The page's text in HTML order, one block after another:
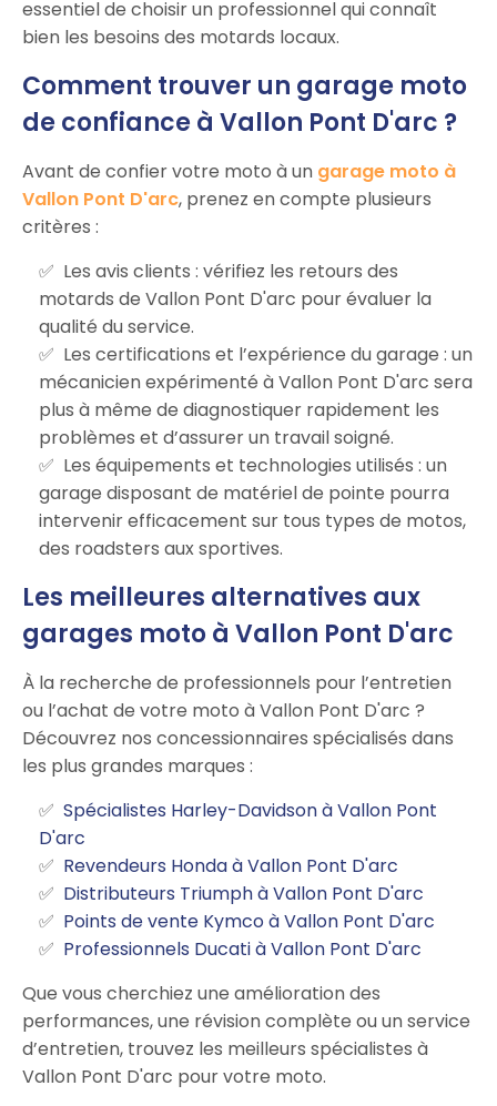
essentiel de choisir un professionnel qui connaît
bien les besoins des motards locaux.
Comment trouver un garage moto
de confiance à Vallon Pont D'arc ?
Avant de confier votre moto à un garage moto à
Vallon Pont D'arc, prenez en compte plusieurs
critères :
Les avis clients : vérifiez les retours des
motards de Vallon Pont D'arc pour évaluer la
qualité du service.
Les certifications et l’expérience du garage : un
mécanicien expérimenté à Vallon Pont D'arc sera
plus à même de diagnostiquer rapidement les
problèmes et d’assurer un travail soigné.
Les équipements et technologies utilisés : un
garage disposant de matériel de pointe pourra
intervenir efficacement sur tous types de motos,
des roadsters aux sportives.
Les meilleures alternatives aux
garages moto à Vallon Pont D'arc
À la recherche de professionnels pour l’entretien
ou l’achat de votre moto à Vallon Pont D'arc ?
Découvrez nos concessionnaires spécialisés dans
les plus grandes marques :
Spécialistes Harley-Davidson à Vallon Pont
D'arc
Revendeurs Honda à Vallon Pont D'arc
Distributeurs Triumph à Vallon Pont D'arc
Points de vente Kymco à Vallon Pont D'arc
Professionnels Ducati à Vallon Pont D'arc
Que vous cherchiez une amélioration des
performances, une révision complète ou un service
d’entretien, trouvez les meilleurs spécialistes à
Vallon Pont D'arc pour votre moto.